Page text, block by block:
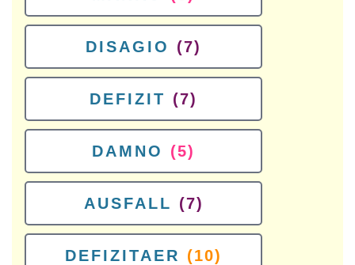
DISAGIO (7)
DEFIZIT (7)
DAMNO (5)
AUSFALL (7)
DEFIZITAER (10)